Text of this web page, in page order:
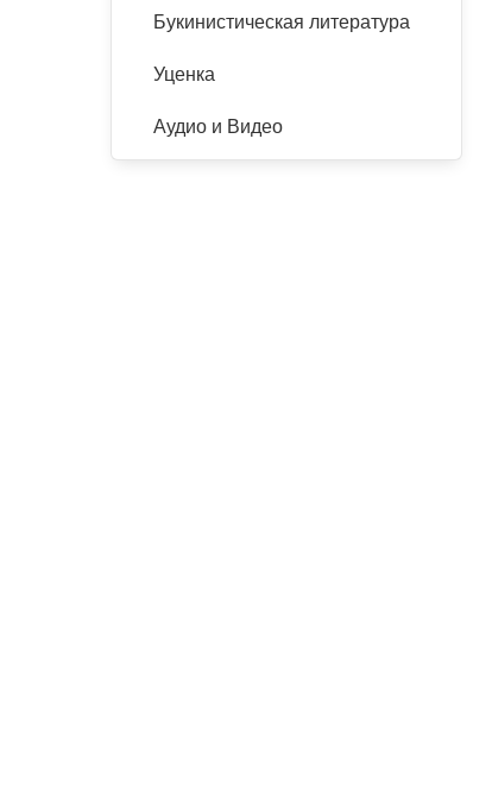
Букинистическая литература
Уценка
Аудио и Видео